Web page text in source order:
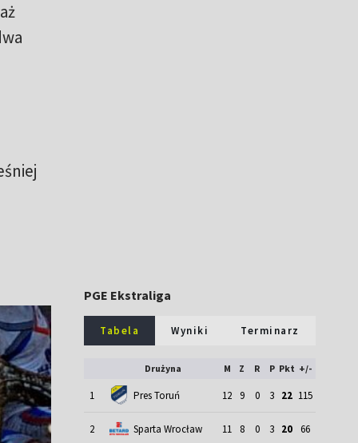
PGE Ekstraliga
Tabela Wyniki Terminarz
Drużyna M Z R P Pkt +/-
1 Pres Toruń 12 9 0 3 22 115
2 Sparta Wrocław 11 8 0 3 20 66